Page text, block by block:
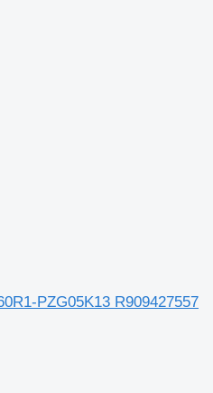
PZG05K13 R909427557